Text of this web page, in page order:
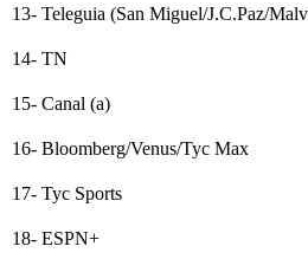
13- Teleguia (San Miguel/J.C.Paz/
14- TN
15- Canal (a)
16- Bloomberg/Venus/Tyc Max
17- Tyc Sports
18- ESPN+